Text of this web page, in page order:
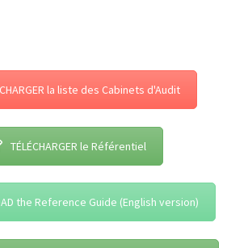
la liste des Cabinets d'Audit
TÉLÉCHARGER le Référentiel
the Reference Guide (English version)